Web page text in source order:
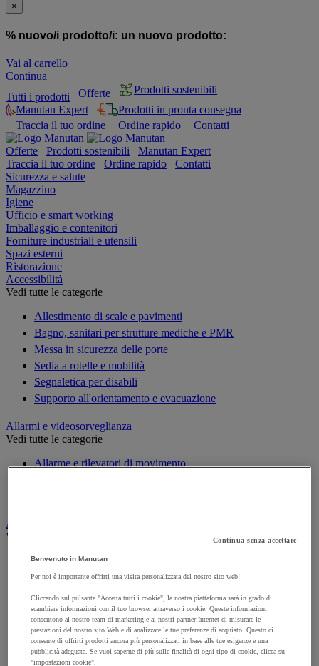
×
% nuovo/i prodotto/i: un nuovo prodotto:
Vai al carrello
Continua
Tutti i prodotti
Offerte
Prodotti sostenibili
Manutan Expert
Prodotti in pronta consegna
Traccia il tuo ordine
Ordine rapido Contatti
Offerte Prodotti sostenibili
Manutan Expert
Traccia il tuo ordine
Ordine rapido
Contatti
Sicurezza e salute
Magazzino
Igiene
Ufficio e smart working
Imballaggio e contenitori
Forniture industriali e utensili
Spazi esterni
Ristorazione
Accessibilità
Vedi tutte le categorie
Allestimento di scale e pavimenti
Bagno, sanitari per strutture mediche e PMR
Messa in sicurezza delle porte
Sedia a rotelle e mobilità
Segnaletica per disabili
Supporto all'orientamento e evacuazione
Allarmi e videosorveglianza
Vedi tutte le categorie
Allarme e rilevatori di movimento
Armadio di sicurezza e stoccaggio per materiali pericolosi
Vedi tutte le categorie
Accessori per armadi di sicurezza e di stoccaggio
Armadio di sicurezza
Armadio multirischio
Armadio per batterie a ioni di litio
Armadio per prodotti corrosivi
Armadio per prodotti fitosanitari
Armadio per prodotti infiammabili
Continua senza accettare
Benvenuto in Manutan
Per noi è importante offrirti una visita personalizzata del nostro sito web!
Cliccando sul pulsante "Accetta tutti i cookie", la nostra piattaforma sarà in grado di
scambiare informazioni con il tuo browser attraverso i cookie. Queste informazioni
consentono al nostro team di marketing e ai nostri partner Internet di misurare le
prestazioni del nostro sito Web e di analizzare le tue preferenze di acquisto. Questo ci
consente di offrirti prodotti ancora più personalizzati in base alle tue esigenze e una
pubblicità adeguata. Se vuoi saperne di più sulle finalità di ogni tipo di cookie, clicca su
"impostazioni cookie".